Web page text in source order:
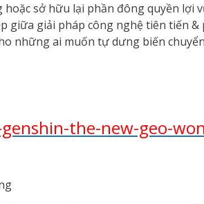
sở hữu lại phần đông quyền lợi
giải pháp công nghệ tiên tiến
những ai muốn tự dưng biến
the-new-geo-